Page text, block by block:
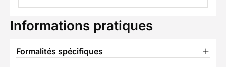
Informations pratiques
Formalités spécifiques